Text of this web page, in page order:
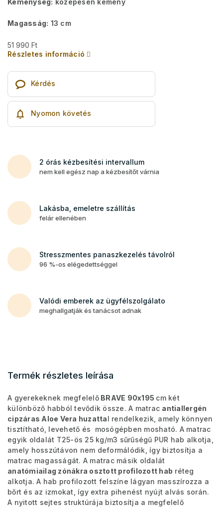
Magasság: 13 cm
51 990 Ft
Részletes információ
Kérdés
Nyomon követés
2 órás kézbesítési intervallum
nem kell egész nap a kézbesítőt várnia
Lakásba, emeletre szállítás
felár ellenében
Stresszmentes panaszkezelés távolról
96 %-os elégedettséggel
Valódi emberek az ügyfélszolgálato
meghallgatják és tanácsot adnak
Termék részletes leírása
A gyerekeknek megfelelőBRAVE 90x195 cm két
különböző habból tevődik össze. A matrac antiallergén
cipzáras Aloe Vera huzattal rendelkezik, amely könnyen
tisztítható, levehető és mosógépben mosható. A matrac
egyik oldalát T25-ös 25 kg/m3 sűrűségű PUR hab alkotja,
amely hosszútávon nem deformálódik, így biztosítja a
matrac magasságát. A matrac másik oldalát
anatómiailag zónákra osztott profilozott hab réteg
alkotja. A hab profilozott felszíne lágyan masszírozza a
bőrt és az izmokat, így extra pihenést nyújt alvás során.
A nyitott sejtes struktúrája biztosítja a megfelelő